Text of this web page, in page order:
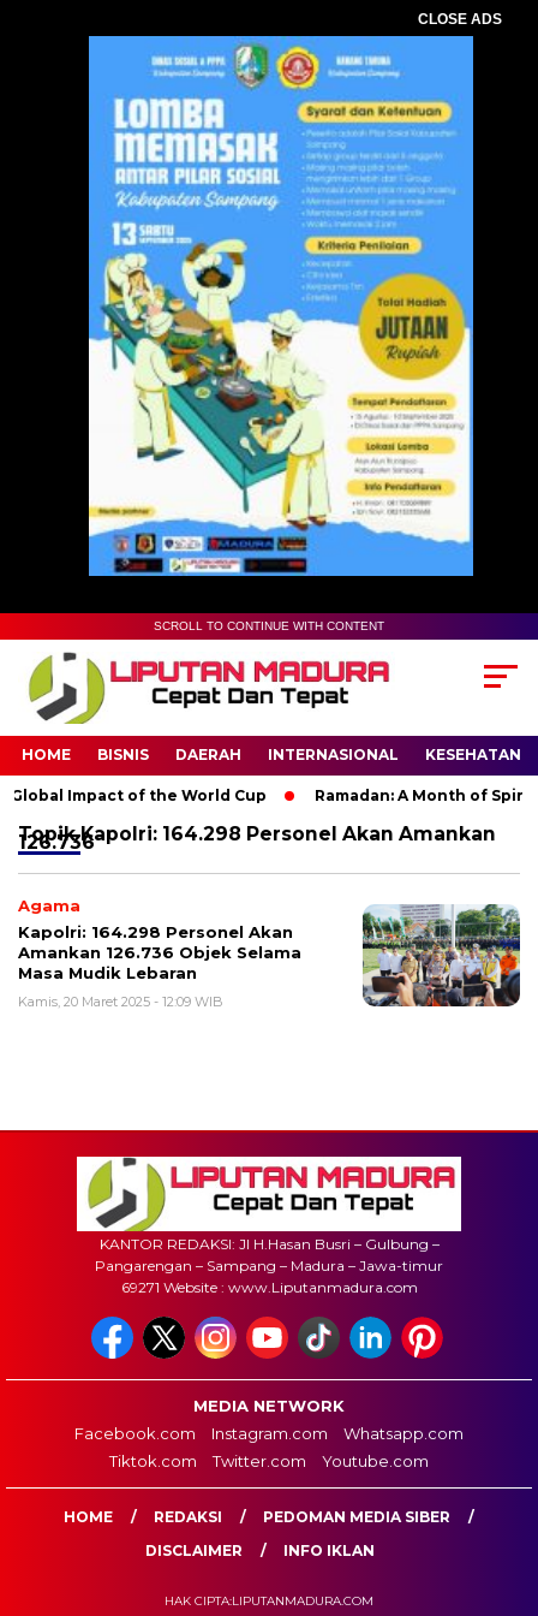
CLOSE ADS
SCROLL TO CONTINUE WITH CONTENT
HOME BISNIS DAERAH INTERNASIONAL KESEHATAN
Impact of the World Cup Ramadan: A Month of
TopikKapolri: 164.298 Personel Akan Amankan
126.736
Agama
Kapolri: 164.298 Personel Akan
Amankan 126.736 Objek Selama
Masa Mudik Lebaran
Kamis, 20 Maret 2025 - 12:09 WIB
KANTOR REDAKSI: Jl H.Hasan Busri – Gulbung –
Pangarengan – Sampang – Madura – Jawa-timur
69271 Website : www.Liputanmadura.com
MEDIA NETWORK
Facebook.com
Instagram.com
Whatsapp.com
Tiktok.com
Twitter.com Youtube.com
HOME REDAKSI
PEDOMAN MEDIA SIBER
DISCLAIMER
INFO IKLAN
HAK CIPTA:LIPUTANMADURA.COM